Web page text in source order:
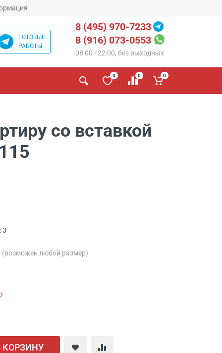
ГОТОВЫЕ
РАБОТЫ
8 (495) 970-7233
8 (916) 073-0553
08:00 - 22:00, без выходных
0 0 0
со вставкой
3
(возможен любой размер)
КОРЗИНУ